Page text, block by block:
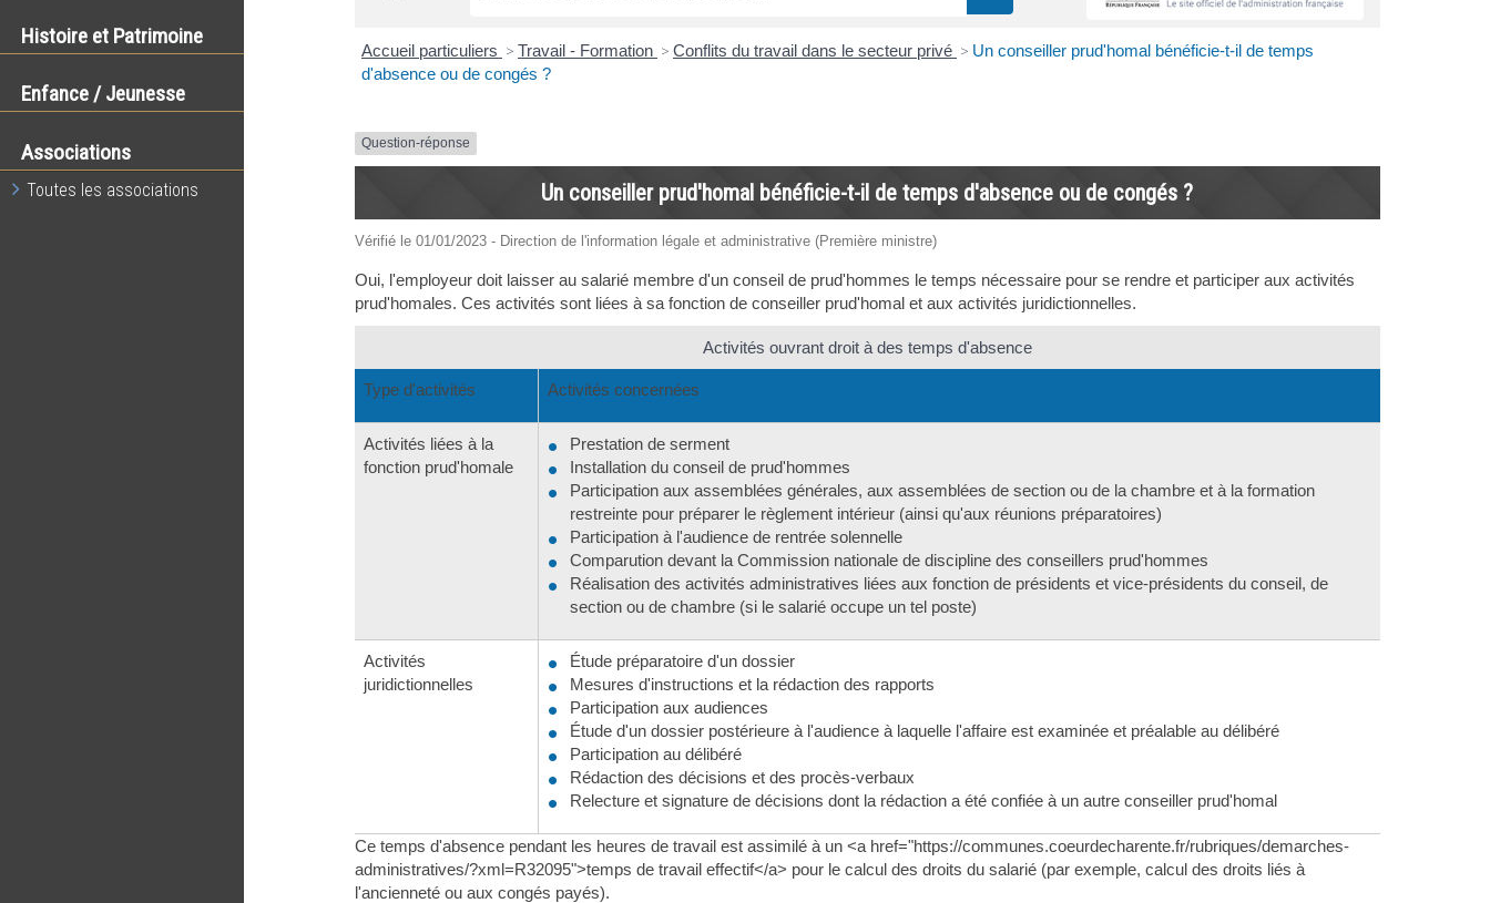
Histoire et Patrimoine
Enfance / Jeunesse
Associations
Toutes les associations
Accueil particuliers > Travail - Formation > Conflits du travail dans le secteur privé > Un conseiller prud'homal bénéficie-t-il de temps
d'absence ou de congés ?
Question-réponse
Un conseiller prud'homal bénéficie-t-il de temps d'absence ou de congés ?
Vérifié le 01/01/2023 - Direction de l'information légale et administrative (Première ministre)
Oui, l'employeur doit laisser au salarié membre d'un conseil de prud'hommes le temps nécessaire pour se rendre et participer aux activités
prud'homales. Ces activités sont liées à sa fonction de conseiller prud'homal et aux activités juridictionnelles.
Activités ouvrant droit à des temps d'absence
Type d'activités Activités concernées
Activités liées à la
fonction prud'homale
Prestation de serment
Installation du conseil de prud'hommes
Participation aux assemblées générales, aux assemblées de section ou de la chambre et à la formation
restreinte pour préparer le règlement intérieur (ainsi qu'aux réunions préparatoires)
Participation à l'audience de rentrée solennelle
Comparution devant la Commission nationale de discipline des conseillers prud'hommes
Réalisation des activités administratives liées aux fonction de présidents et vice-présidents du conseil, de
section ou de chambre (si le salarié occupe un tel poste)
Activités
juridictionnelles
Étude préparatoire d'un dossier
Mesures d'instructions et la rédaction des rapports
Participation aux audiences
Étude d'un dossier postérieure à l'audience à laquelle l'affaire est examinée et préalable au délibéré
Participation au délibéré
Rédaction des décisions et des procès-verbaux
Relecture et signature de décisions dont la rédaction a été confiée à un autre conseiller prud'homal
Ce temps d'absence pendant les heures de travail est assimilé à un <a href="https://communes.coeurdecharente.fr/rubriques/demarches-
administratives/?xml=R32095">temps de travail effectif</a> pour le calcul des droits du salarié (par exemple, calcul des droits liés à
l'ancienneté ou aux congés payés).